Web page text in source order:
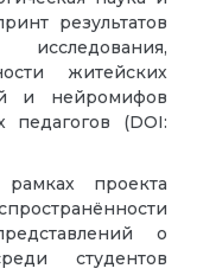
результатов
исследования,
житейских
и нейромифов
(DOI:
проекта
о
студентов